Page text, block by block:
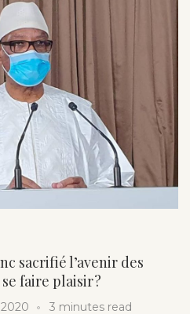
sacrifié l’avenir des
faire plaisir ?
3 minutes read